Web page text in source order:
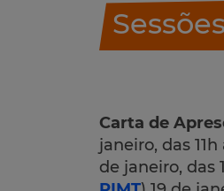
Carta de
janeiro, das 11h
de janeiro, das